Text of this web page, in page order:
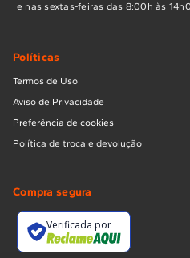
e nas sextas-feiras das 8:00h às
Políticas
Termos de Uso
Aviso de Privacidade
Preferência de cookies
Política de troca e devolução
Compra segura
Verificada por